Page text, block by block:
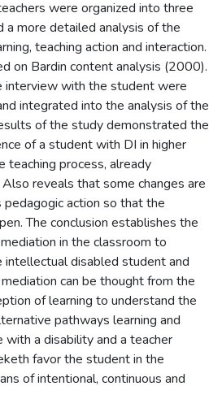
were organized into three
a more detailed analysis of the
teaching action and interaction.
on Bardin content analysis (2000).
interview with the student were
integrated into the analysis of the
of the study demonstrated the
of a student with DI in higher
teaching process, already
reveals that some changes are
action so that the
The conclusion establishes the
in the classroom to
disabled student and
can be thought from the
of learning to understand the
pathways learning and
a disability and a teacher
favor the student in the
of intentional, continuous and